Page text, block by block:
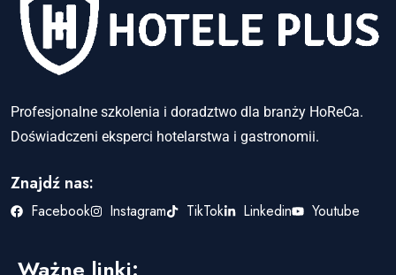
Profesjonalne szkolenia i doradztwo dla branży HoReCa.
Doświadczeni eksperci hotelarstwa i gastronomii.
Znajdź nas:
Facebook Instagram TikTok Linkedin Youtube